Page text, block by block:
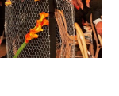
Opera